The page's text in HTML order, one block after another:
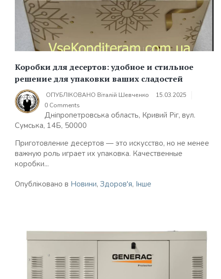
Коробки для десертов: удобное и стильное
решение для упаковки ваших сладостей
ОПУБЛІКОВАНО Віталій Шевченко
15.03.2025
0 Comments
Дніпропетровська область, Кривий Ріг, вул.
Сумська, 14Б, 50000
Приготовление десертов — это искусство, но не менее
важную роль играет их упаковка. Качественные
коробки...
Опубліковано в Новини, Здоров'я, Інше